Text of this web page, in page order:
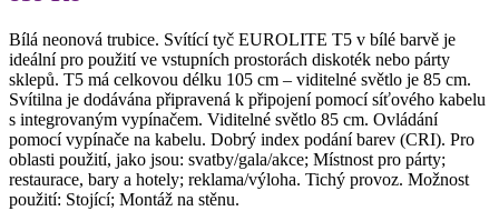
Bílá neonová trubice. Svítící tyč EUROLITE T5 v bílé barvě je
ideální pro použití ve vstupních prostorách diskoték nebo párty
sklepů. T5 má celkovou délku 105 cm – viditelné světlo je 85 cm.
Svítilna je dodávána připravená k připojení pomocí síťového kabelu
s integrovaným vypínačem. Viditelné světlo 85 cm. Ovládání
pomocí vypínače na kabelu. Dobrý index podání barev (CRI). Pro
oblasti použití, jako jsou: svatby/gala/akce; Místnost pro párty;
restaurace, bary a hotely; reklama/výloha. Tichý provoz. Možnost
použití: Stojící; Montáž na stěnu.